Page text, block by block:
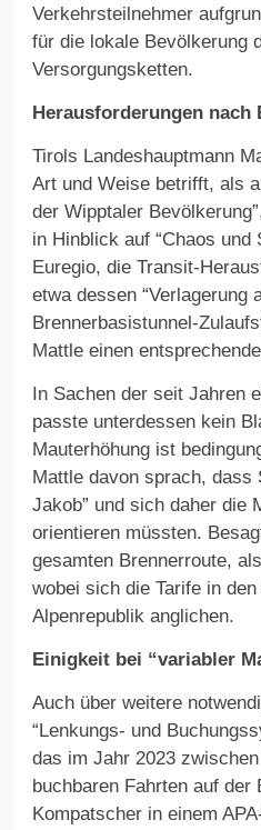
Verkehrsteilnehmer
für die lokale Bevölkerung
Versorgungsketten.
Herausforderungen nach
Tirols Landeshauptmann
Art und Weise betrifft, als
der Wipptaler
in Hinblick auf “Chaos und
Euregio, die Transit-
etwa dessen “Verlagerung
Brennerbasistunnel-
Mattle einen
In Sachen der seit Jahren
passte unterdessen kein
Mauterhöhung ist
Mattle davon sprach,
Jakob” und sich daher die
orientieren müssten.
gesamten Brennerroute,
wobei sich die Tarife in
Alpenrepublik anglichen.
Einigkeit bei “variabler
Auch über weitere
“Lenkungs- und
das im Jahr 2023
buchbaren Fahrten auf der
Kompatscher in einem